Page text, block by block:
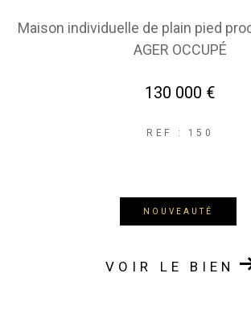
Maison individuelle de plain pied
AGER OCCUPÉ
130 000 €
REF : 150
NOUVEAUTÉ
VOIR LE BIEN